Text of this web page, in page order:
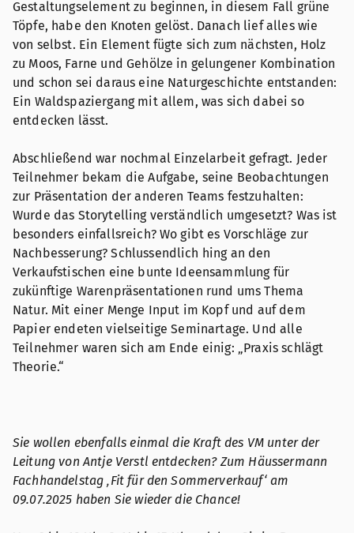
Gestaltungselement zu beginnen, in diesem Fall grüne
Töpfe, habe den Knoten gelöst. Danach lief alles wie
von selbst. Ein Element fügte sich zum nächsten, Holz
zu Moos, Farne und Gehölze in gelungener Kombination
und schon sei daraus eine Naturgeschichte entstanden:
Ein Waldspaziergang mit allem, was sich dabei so
entdecken lässt.
Abschließend war nochmal Einzelarbeit gefragt. Jeder
Teilnehmer bekam die Aufgabe, seine Beobachtungen
zur Präsentation der anderen Teams festzuhalten:
Wurde das Storytelling verständlich umgesetzt? Was ist
besonders einfallsreich? Wo gibt es Vorschläge zur
Nachbesserung? Schlussendlich hing an den
Verkaufstischen eine bunte Ideensammlung für
zukünftige Warenpräsentationen rund ums Thema
Natur. Mit einer Menge Input im Kopf und auf dem
Papier endeten vielseitige Seminartage. Und alle
Teilnehmer waren sich am Ende einig: „Praxis schlägt
Theorie.“
Sie wollen ebenfalls einmal die Kraft des VM unter der
Leitung von Antje Verstl entdecken? Zum Häussermann
Fachhandelstag ‚Fit für den Sommerverkauf‘ am
09.07.2025 haben Sie wieder die Chance!